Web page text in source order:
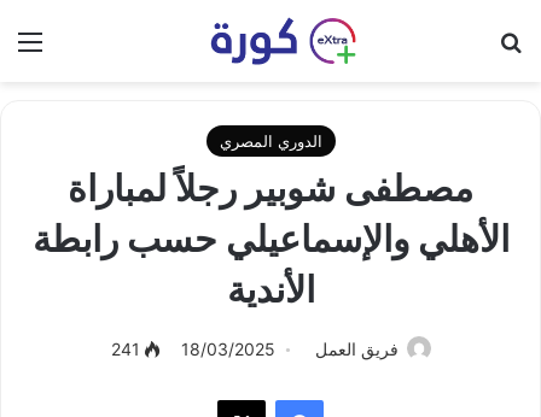
الدوري المصري
مصطفى شوبير رجلاً لمباراة
الأهلي والإسماعيلي حسب رابطة
الأندية
فريق العمل 18/03/2025
241
فيسبوك